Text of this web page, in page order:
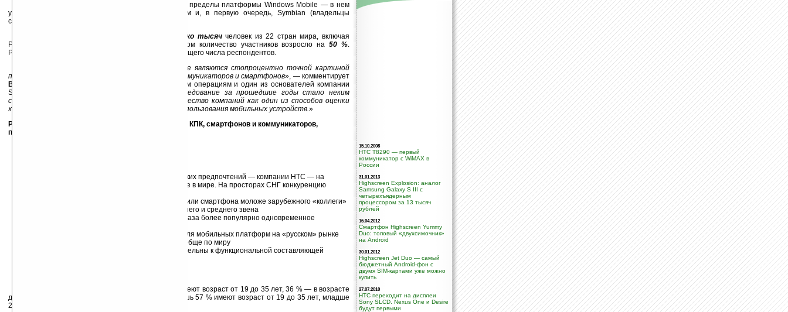
В этом году опрос впервые был расширен за пределы платформы Windows Mobile — в нем
участвовали также пользователи других платформ и, в первую очередь, Symbian (владельцы
смартфонов Nokia и Sony Ericsson).
несколько тысяччеловек из 22 стран мира, включая
Россию и страны СНГ. По сравнению с 2007 годом количество участников возросло на50 %.
Русскоязычную версию анкеты заполнило
от общего числа респондентов.
Безусловно, результаты нашего опроса не являются стопроцентно точной картиной
потребительских предпочтений на рынке КПК, коммуникаторов и смартфонов», — комментирует
Василий Филиппов
, директор по производственным операциям и один из основателей компании
Spb Software, — «
...И тем не менее, наше исследование за прошедшие годы стало неким
стандартом на рынке, который использует множество компаний как один из способов оценки
характеристик целевой аудитории и сценариев использования мобильных устройств.»
Результаты пятого ежегодного опроса владельцев КПК, смартфонов и коммуникаторов,
проведенного компанией Spb Software
Позиции безусловного лидера пользовательских предпочтений — компании HTC — на
русскоязычных рынках слабее, нежели вообще в мире. На просторах СНГ конкуренцию
Русскоязычный пользователь коммуникатора или смартфона моложе зарубежного «коллеги»
и более вероятно является менеджером высшего и среднего звена
На русскоязычных рынках как минимум в два раза более популярно одновременное
Доля «взломанного» и нелицензионного ПО для мобильных платформ на «русском» рынке
все еще как минимум в два раза выше, чем вообще по миру
Русскоязычные пользователи более требовательны к функциональной составляющей
73 % заполнивших русский вариант анкеты имеют возраст от 19 до 35 лет, 36 % — в возрасте
до 25 лет. Общая статистика участников опроса: лишь 57 % имеют возраст от 19 до 35 лет, младше
25 лет лишь 24 % опрошенных.
15.10.2008
HTC T8290 — первый
коммуникатор с WiMAX в
России
31.01.2013
Highscreen Explosion: аналог
Samsung Galaxy S III с
четырехъядерным
процессором за 13 тысяч
рублей
16.04.2012
Смартфон Highscreen Yummy
Duo: топовый «двухсимочник»
на Android
30.01.2012
Highscreen Jet Duo — самый
бюджетный Android-фон с
двумя SIM-картами уже можно
купить
27.07.2010
HTC переходит на дисплеи
Sony SLCD. Nexus One и Desire
будут первыми